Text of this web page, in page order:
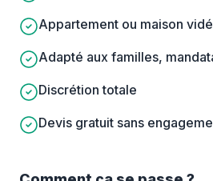
Appartement ou maison
Adapté aux familles,
Discrétion totale
Devis gratuit sans